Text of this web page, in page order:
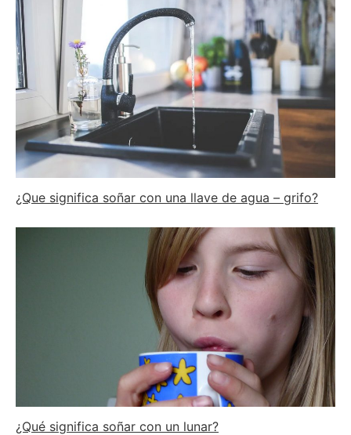
¿Que significa soñar con una llave de agua – grifo?
¿Qué significa soñar con un lunar?